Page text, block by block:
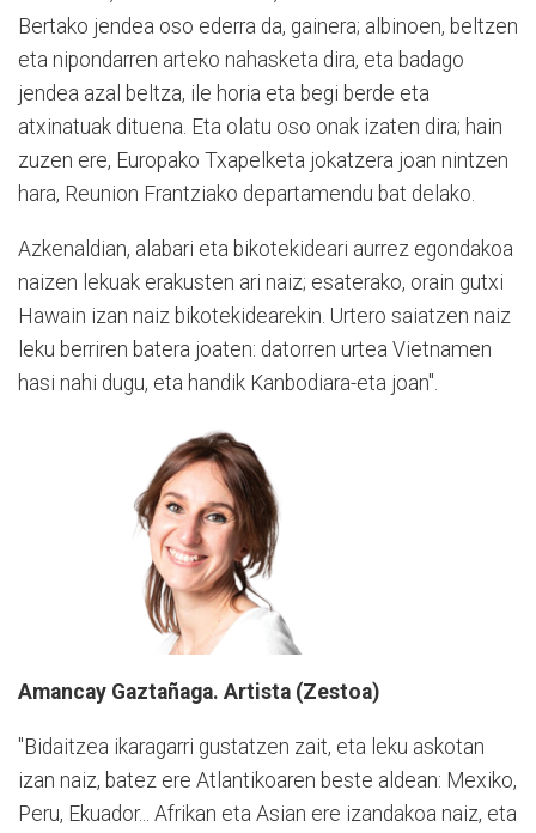
Bertako jendea oso ederra da, gainera; albinoen, beltzen
eta nipondarren arteko nahasketa dira, eta badago
jendea azal beltza, ile horia eta begi berde eta
atxinatuak dituena. Eta olatu oso onak izaten dira; hain
zuzen ere, Europako Txapelketa jokatzera joan nintzen
hara, Reunion Frantziako departamendu bat delako.
Azkenaldian, alabari eta bikotekideari aurrez egondakoa
naizen lekuak erakusten ari naiz; esaterako, orain gutxi
Hawain izan naiz bikotekidearekin. Urtero saiatzen naiz
leku berriren batera joaten: datorren urtea Vietnamen
hasi nahi dugu, eta handik Kanbodiara-eta joan".
Amancay Gaztañaga. Artista (Zestoa)
"Bidaitzea ikaragarri gustatzen zait, eta leku askotan
izan naiz, batez ere Atlantikoaren beste aldean: Mexiko,
Peru, Ekuador... Afrikan eta Asian ere izandakoa naiz, eta